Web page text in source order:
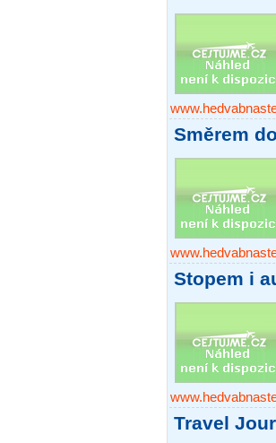
Směrem
Stopem i
Travel